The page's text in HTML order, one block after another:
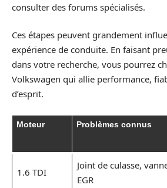
consulter des forums spécialisés.
Ces étapes peuvent grandement
expérience de conduite. En faisant
dans votre recherche, vous pourrez
Volkswagen qui allie performance,
d’esprit.
Moteur Problèmes connus
1.6 TDI
Joint de culasse,
EGR